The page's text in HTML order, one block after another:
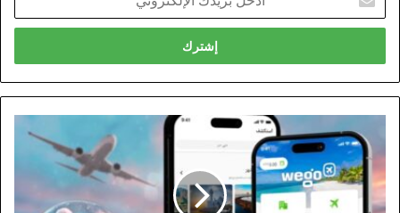
بريدك
الإلكتروني